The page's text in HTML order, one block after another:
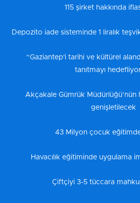
115 şirket hakkında
Depozito iade sisteminde 1 liralık
“Gaziantep'i tarihi ve kültürel
tanıtmayı
Akçakale Gümrük Müdürlüğü’nün
genişletilecek
43 Milyon çocuk
Havacılık eğitiminde uygulama
Çiftçiyi 3-5 tüccara